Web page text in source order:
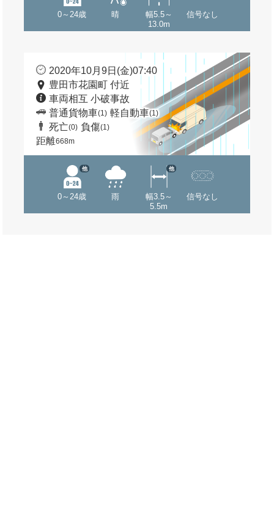
0～24歳 晴
幅5.5～
13.0m
信号なし
2020年10月9日(金)07:40
豊田市花園町 付近
車両相互 小破事故
普通貨物車(1) 軽自動車(1)
死亡(0) 負傷(1)
距離668m
0～24歳
他
雨
幅3.5～
5.5m
他
信号なし